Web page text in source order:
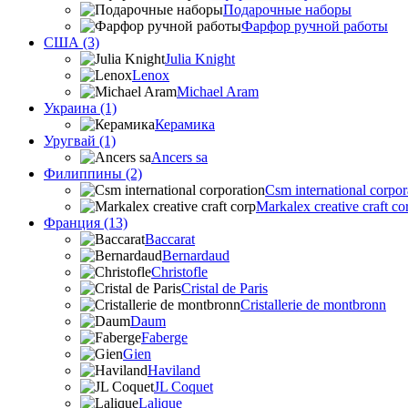
Подарочные наборы
Фарфор ручной работы
США (3)
Julia Knight
Lenox
Michael Aram
Украина (1)
Керамика
Уругвай (1)
Ancers sa
Филиппины (2)
Csm international
Markalex creative craft
Франция (13)
Baccarat
Bernardaud
Christofle
Cristal de Paris
Cristallerie de montbronn
Daum
Faberge
Gien
Haviland
JL Coquet
Lalique